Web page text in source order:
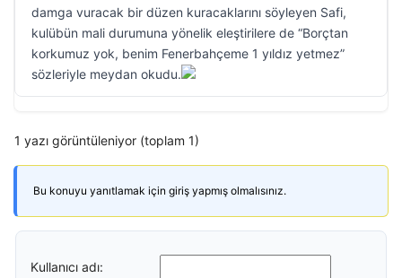
damga vuracak bir düzen kuracaklarını söyleyen Safi,
kulübün mali durumuna yönelik eleştirilere de “Borçtan
korkumuz yok, benim Fenerbahçeme 1 yıldız yetmez”
sözleriyle meydan okudu.
1 yazı görüntüleniyor (toplam 1)
Bu konuyu yanıtlamak için giriş yapmış olmalısınız.
Kullanıcı adı: